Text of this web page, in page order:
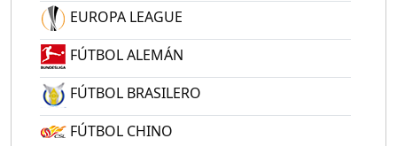
EUROPA LEAGUE
FÚTBOL ALEMÁN
FÚTBOL BRASILERO
FÚTBOL CHINO